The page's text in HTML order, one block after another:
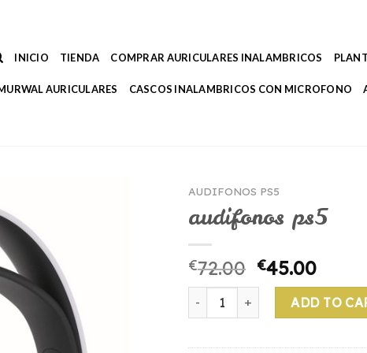
INICIO TIENDA COMPRAR AURICULARES INALAMBRICOS
AURICULARES CASCOS INALAMBRICOS CON MICROFONO
AUDIFONOS PS5
audifonos ps5
€72.00 €45.00
audifonos ps5 quantity
ADD TO